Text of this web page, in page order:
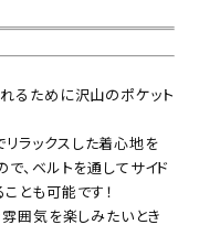
るために沢山のポケット
ラックスした着心地を
、ベルトを通してサイド
とも可能です！
囲気を楽しみたいとき